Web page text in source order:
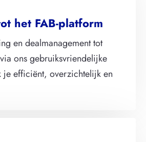
het FAB-platform
en dealmanagement tot
ons gebruiksvriendelijke
je efficiënt, overzichtelijk en